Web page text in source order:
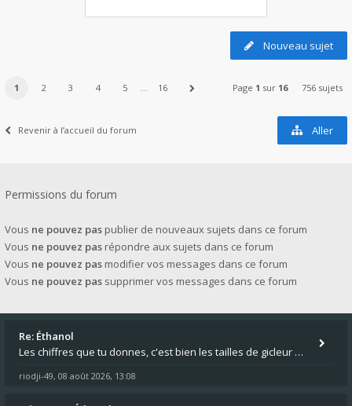
Nouveau sujet
1 2 3 4 5 … 16 Page 1 sur 16 756 sujets
Revenir à l’accueil du forum Aller
Permissions du forum
Vous ne pouvez pas publier de nouveaux sujets dans ce forum
Vous ne pouvez pas répondre aux sujets dans ce forum
Vous ne pouvez pas modifier vos messages dans ce forum
Vous ne pouvez pas supprimer vos messages dans ce forum
Re: Éthanol
Les chiffres que tu donnes, c'est bien les tailles de gicleur ? Par contre tes "-2 tours" à quoi correspondent t'ils ?
riodji-49, 08 août 2026, 13:08